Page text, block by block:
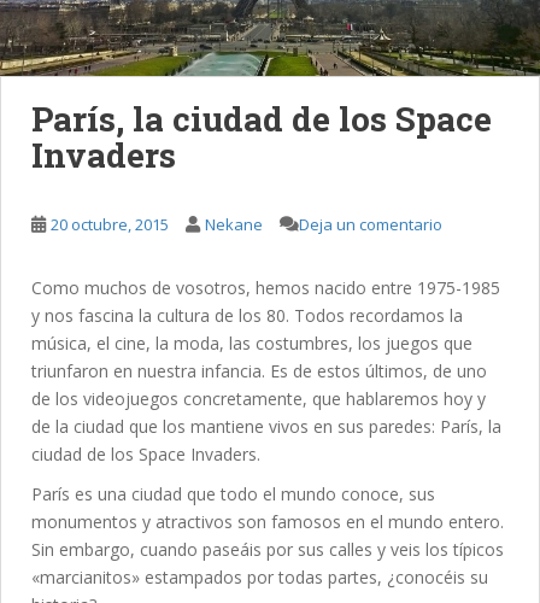
París, la ciudad de los Space
Invaders
20 octubre, 2015 Nekane Deja un comentario
Como muchos de vosotros, hemos nacido entre 1975-1985
y nos fascina la cultura de los 80. Todos recordamos la
música, el cine, la moda, las costumbres, los juegos que
triunfaron en nuestra infancia. Es de estos últimos, de uno
de los videojuegos concretamente, que hablaremos hoy y
de la ciudad que los mantiene vivos en sus paredes: París, la
ciudad de los Space Invaders.
París es una ciudad que todo el mundo conoce, sus
monumentos y atractivos son famosos en el mundo entero.
Sin embargo, cuando paseáis por sus calles y veis los típicos
«marcianitos» estampados por todas partes, ¿conocéis su